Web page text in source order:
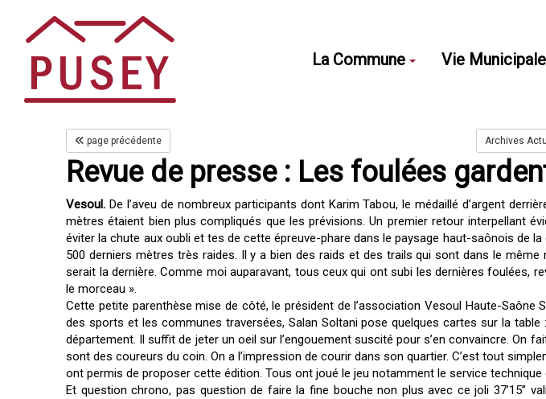
La Commune Vie Municipale
page précédente Archives
Revue de presse : Les foulées
Vesoul.De l’aveu de nombreux participants dont Karim Tabou, le médaillé d’argent
mètres étaient bien plus compliqués que les prévisions. Un premier retour interpellant
éviter la chute aux oubli et tes de cette épreuve-phare dans le paysage haut-saônois de
500 derniers mètres très raides. Il y a bien des raids et des trails qui sont dans le
serait la dernière. Comme moi auparavant, tous ceux qui ont subi les dernières foulées,
le morceau ».
Cette petite parenthèse mise de côté, le président de l’association Vesoul Haute-
des sports et les communes traversées, Salan Soltani pose quelques cartes sur la
département. Il suffit de jeter un oeil sur l’engouement suscité pour s’en convaincre.
sont des coureurs du coin. On a l’impression de courir dans son quartier. C’est tout
ont permis de proposer cette édition. Tous ont joué le jeu notamment le service technique
Et question chrono, pas question de faire la fine bouche non plus avec ce joli 37’15’’